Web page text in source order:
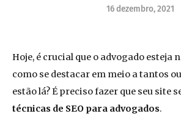
16 dezembro, 2021
Hoje, é crucial que o advogado esteja
como se destacar em meio a tantos
estão lá? É preciso fazer que seu site
técnicas de SEO para advogados.